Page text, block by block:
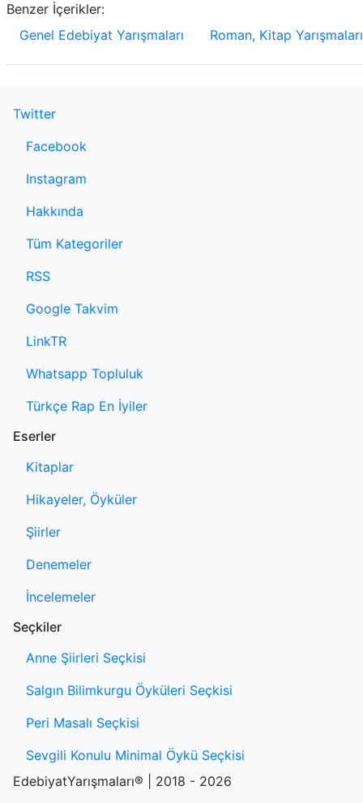
Benzer İçerikler:
Genel Edebiyat Yarışmaları
Roman, Kitap Yarışmaları
Twitter
Facebook
Instagram
Hakkında
Tüm Kategoriler
RSS
Google Takvim
LinkTR
Whatsapp Topluluk
Türkçe Rap En İyiler
Eserler
Kitaplar
Hikayeler, Öyküler
Şiirler
Denemeler
İncelemeler
Seçkiler
Anne Şiirleri Seçkisi
Salgın Bilimkurgu Öyküleri Seçkisi
Peri Masalı Seçkisi
Sevgili Konulu Minimal Öykü Seçkisi
EdebiyatYarışmaları® | 2018 - 2026